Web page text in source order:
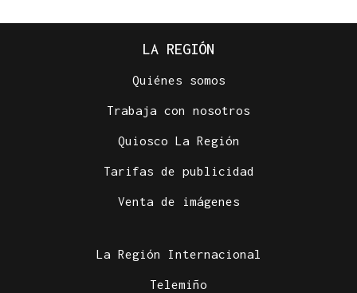
LA REGIÓN
Quiénes somos
Trabaja con nosotros
Quiosco La Región
Tarifas de publicidad
Venta de imágenes
La Región Internacional
Telemiño